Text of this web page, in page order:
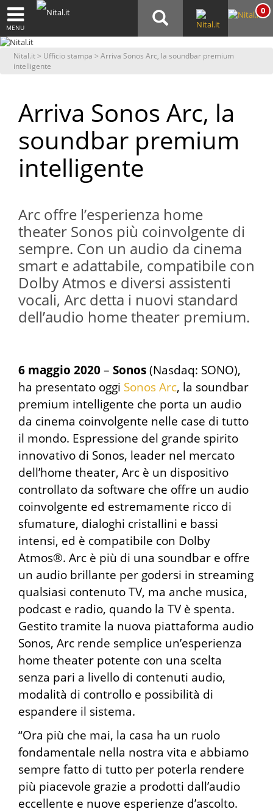
MENU
0
Nital.it> Ufficio stampa > Arriva Sonos Arc, la soundbar premium
intelligente
Arriva Sonos Arc, la
soundbar premium
intelligente
Arc offre l’esperienza home
theater Sonos più coinvolgente di
sempre. Con un audio da cinema
smart e adattabile, compatibile con
Dolby Atmos e diversi assistenti
vocali, Arc detta i nuovi standard
dell’audio home theater premium.
6 maggio 2020– Sonos(Nasdaq: SONO),
ha presentato oggi Sonos Arc, la soundbar
premium intelligente che porta un audio
da cinema coinvolgente nelle case di tutto
il mondo. Espressione del grande spirito
innovativo di Sonos, leader nel mercato
dell’home theater, Arc è un dispositivo
controllato da software che offre un audio
coinvolgente ed estremamente ricco di
sfumature, dialoghi cristallini e bassi
intensi, ed è compatibile con Dolby
Atmos®. Arc è più di una soundbar e offre
un audio brillante per godersi in streaming
qualsiasi contenuto TV, ma anche musica,
podcast e radio, quando la TV è spenta.
Gestito tramite la nuova piattaforma audio
Sonos, Arc rende semplice un’esperienza
home theater potente con una scelta
senza pari a livello di contenuti audio,
modalità di controllo e possibilità di
espandere il sistema.
“Ora più che mai, la casa ha un ruolo
fondamentale nella nostra vita e abbiamo
sempre fatto di tutto per poterla rendere
più piacevole grazie a prodotti dall’audio
eccellente e nuove esperienze d’ascolto.